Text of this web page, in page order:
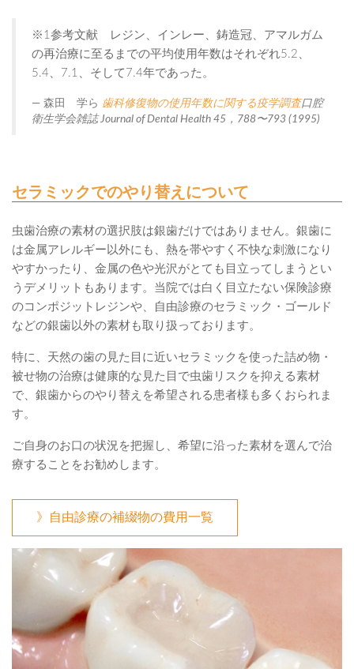
※1参考文献 レジン、インレー、鋳造冠、アマルガム
の再治療に至るまでの平均使用年数はそれぞれ5.2、
5.4、7.1、そして7.4年であった。
森田 学ら 歯科修復物の使用年数に関する疫学調査口腔
衛生学会雑誌 Journal of Dental Health 45，788〜793 (1995)
セラミックでのやり替えについて
虫歯治療の素材の選択肢は銀歯だけではありません。銀歯に
は金属アレルギー以外にも、熱を帯やすく不快な刺激になり
やすかったり、金属の色や光沢がとても目立ってしまうとい
うデメリットもあります。当院では白く目立たない保険診療
のコンポジットレジンや、自由診療のセラミック・ゴールド
などの銀歯以外の素材も取り扱っております。
特に、天然の歯の見た目に近いセラミックを使った詰め物・
被せ物の治療は健康的な見た目で虫歯リスクを抑える素材
で、銀歯からのやり替えを希望される患者様も多くおられま
す。
ご自身のお口の状況を把握し、希望に沿った素材を選んで治
療することをお勧めします。
》自由診療の補綴物の費用一覧